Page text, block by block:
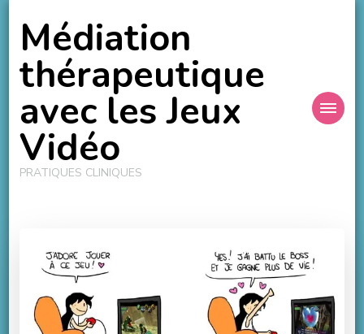
Médiation
thérapeutique
avec les Jeux
Vidéo
PRATIQUES CLINIQUES